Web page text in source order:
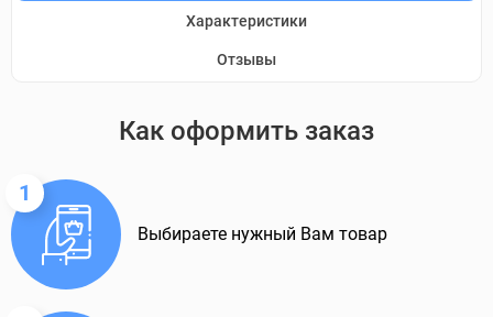
Характеристики
Отзывы
Как оформить заказ
1
Выбираете нужный Вам товар